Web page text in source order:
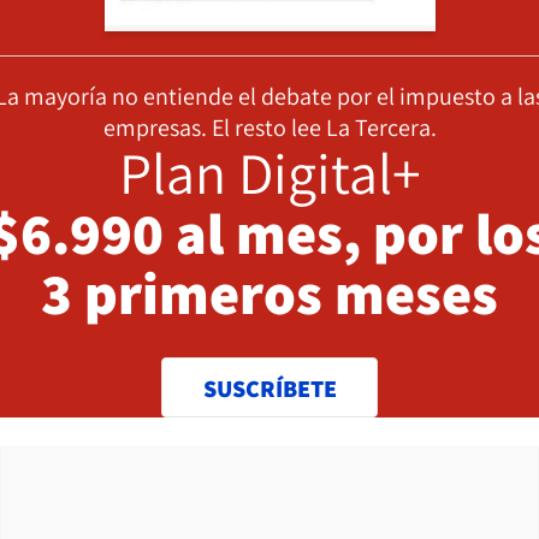
mayoría no entiende el debate por el impuesto a
empresas. El resto lee La Tercera.
Plan Digital+
al mes, por
3 primeros meses
SUSCRÍBETE